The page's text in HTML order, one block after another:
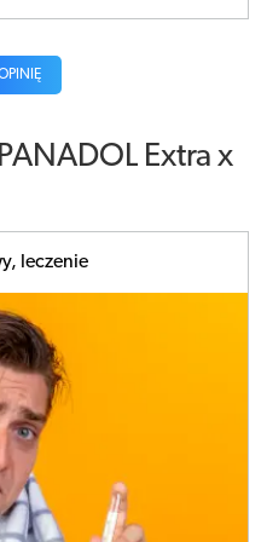
Extra x
leczenie